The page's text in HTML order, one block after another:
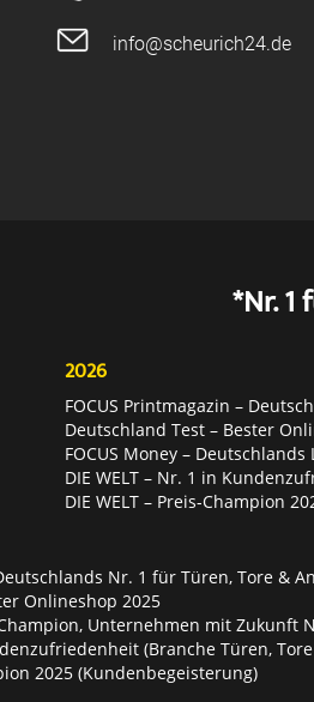
info@scheurich24.de
*Nr. 1
2026
FOCUS Printmagazin –
Deutschland Test – Bester
FOCUS Money –
DIE WELT – Nr. 1 in
DIE WELT – Preis-Champion
Nr. 1 für Türen, Tore &
Onlineshop 2025
Unternehmen mit Zukunft
(Branche Türen,
2025 (Kundenbegeisterung)